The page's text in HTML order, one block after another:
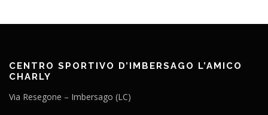
CENTRO SPORTIVO D’IMBERSAGO L’AMICO
CHARLY
Via Resegone – Imbersago (LC)